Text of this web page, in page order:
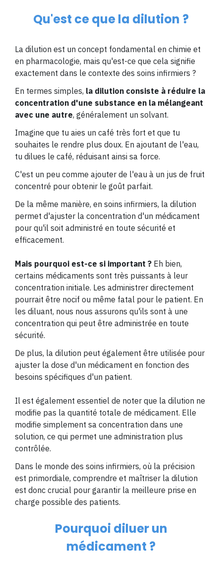
Qu'est ce que la dilution ?
La dilution est un concept fondamental en chimie et
en pharmacologie, mais qu'est-ce que cela signifie
exactement dans le contexte des soins infirmiers ?
En termes simples, la dilution consiste à réduire la
concentration d'une substance en la mélangeant
avec une autre, généralement un solvant.
Imagine que tu aies un café très fort et que tu
souhaites le rendre plus doux. En ajoutant de l'eau,
tu dilues le café, réduisant ainsi sa force.
C'est un peu comme ajouter de l'eau à un jus de fruit
concentré pour obtenir le goût parfait.
De la même manière, en soins infirmiers, la dilution
permet d'ajuster la concentration d'un médicament
pour qu'il soit administré en toute sécurité et
efficacement.
Mais pourquoi est-ce si important ? Eh bien,
certains médicaments sont très puissants à leur
concentration initiale. Les administrer directement
pourrait être nocif ou même fatal pour le patient. En
les diluant, nous nous assurons qu'ils sont à une
concentration qui peut être administrée en toute
sécurité.
De plus, la dilution peut également être utilisée pour
ajuster la dose d'un médicament en fonction des
besoins spécifiques d'un patient.
Il est également essentiel de noter que la dilution ne
modifie pas la quantité totale de médicament. Elle
modifie simplement sa concentration dans une
solution, ce qui permet une administration plus
contrôlée.
Dans le monde des soins infirmiers, où la précision
est primordiale, comprendre et maîtriser la dilution
est donc crucial pour garantir la meilleure prise en
charge possible des patients.
Pourquoi diluer un
médicament ?